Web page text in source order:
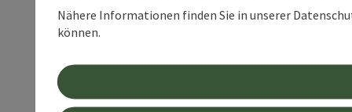
Nähere Informationen finden Sie in unserer
können.